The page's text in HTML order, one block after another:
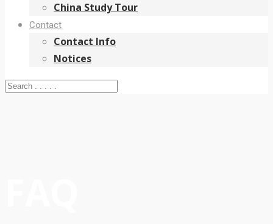
China Study Tour
Contact
Contact Info
Notices